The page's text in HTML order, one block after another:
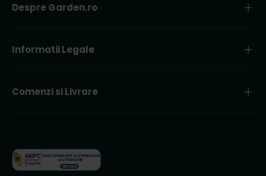
Despre Garden.ro
Informatii Legale
Comenzi si Livrare